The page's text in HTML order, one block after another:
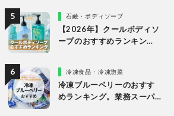
石鹸・ボディソープ
【2026年】クールボディソ
ープのおすすめランキン
冷凍食品・冷凍惣菜
冷凍ブルーベリーのおすす
めランキング。業務スーパ